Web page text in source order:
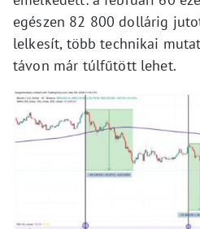
egészen 82 800 dollárig
lelkesít, több technikai
távon már túlfűtött lehet.